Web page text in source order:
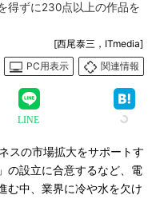
得ずに230点以上の作品を
[西尾泰三，ITmedia]
PC用表示
関連情報
LINE
スの市場拡大をサポートす
の設立に合意するなど、電
む中、業界に冷や水を欠け